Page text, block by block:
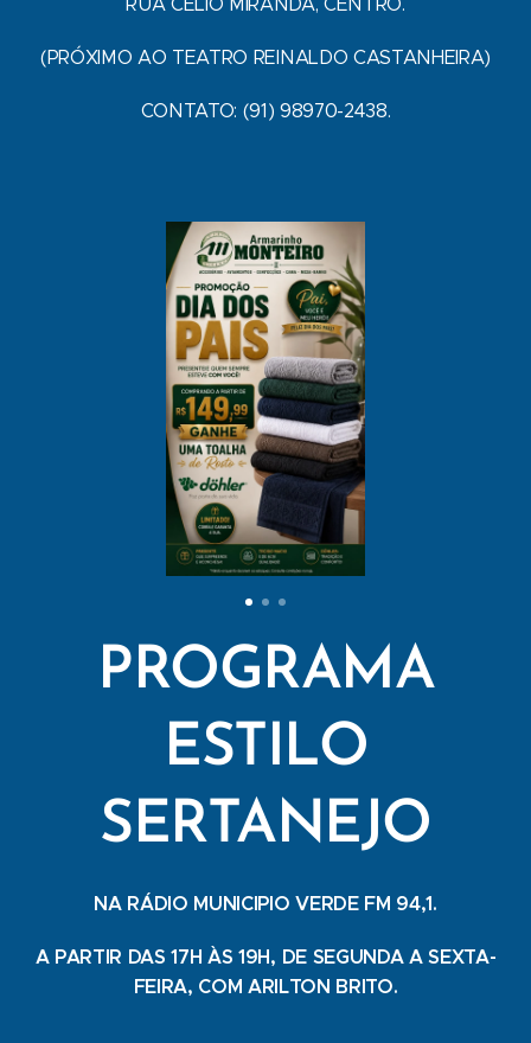
(PRÓXIMO AO TEATRO REINALDO CASTANHEIRA)
CONTATO: (91) 98970-2438.
PROGRAMA
ESTILO
SERTANEJO
NA RÁDIO MUNICIPIO VERDE FM 94,1.
A PARTIR DAS 17H ÀS 19H, DE SEGUNDA A SEXTA-
FEIRA, COM ARILTON BRITO.